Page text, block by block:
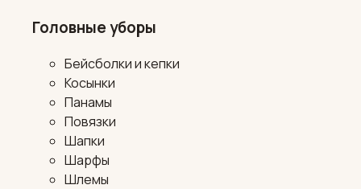
Головные уборы
Бейсболки и кепки
Косынки
Панамы
Повязки
Шапки
Шарфы
Шлемы